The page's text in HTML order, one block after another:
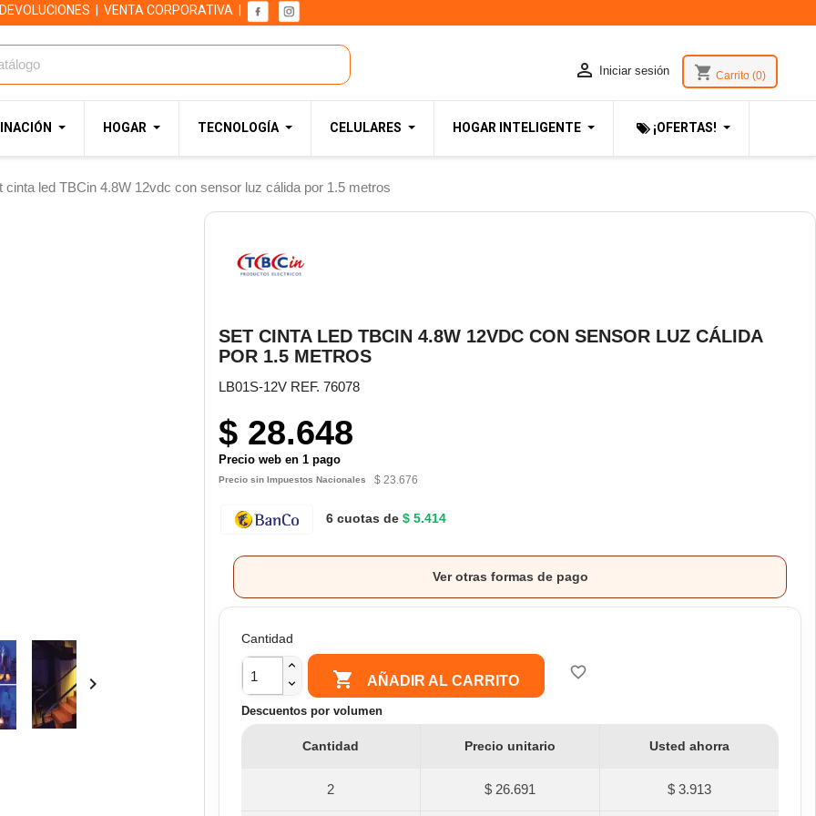
VENTA CORPORATIVA
 Iniciar sesión shopping_cart Carrito (0)
HOGAR TECNOLOGÍA CELULARES HOGAR INTELIGENTE ¡OFERTAS!
cinta led TBCin 4.8W 12vdc con sensor luz cálida por 1.5 metros

SET CINTA LED TBCIN 4.8W 12VDC CON SENSOR LUZ CÁLIDA
POR 1.5 METROS
LB01S-12V REF. 76078
$ 28.648
Precio web en 1 pago
Precio sin Impuestos Nacionales $ 23.676
6 cuotas de $ 5.414
Ver otras formas de pago
Cantidad
 AÑADIR AL CARRITO favorite_border
Descuentos por volumen
Cantidad Precio unitario Usted ahorra
2 $ 26.691 $ 3.913